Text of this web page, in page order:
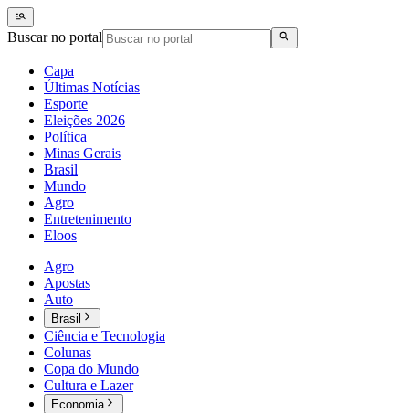
Buscar no portal
Capa
Últimas Notícias
Esporte
Eleições 2026
Política
Minas Gerais
Brasil
Mundo
Agro
Entretenimento
Eloos
Agro
Apostas
Auto
Brasil
Ciência e Tecnologia
Colunas
Copa do Mundo
Cultura e Lazer
Economia